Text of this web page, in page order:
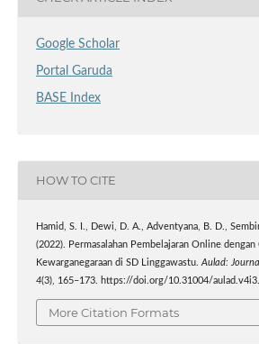
Google Scholar
Portal Garuda
BASE Index
HOW TO CITE
Hamid, S. I., Dewi, D. A., Adventyana, B. D.,
(2022). Permasalahan Pembelajaran Online
Kewarganegaraan di SD Linggawastu. Aulad:
4(3), 165–173. https://doi.org/10.31004/
More Citation Formats